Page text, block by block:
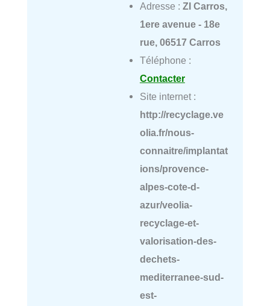
Adresse : ZI Carros,
1ere avenue - 18e
rue, 06517 Carros
Téléphone :
Contacter
Site internet :
http://recyclage.ve
olia.fr/nous-
connaitre/implantat
ions/provence-
alpes-cote-d-
azur/veolia-
recyclage-et-
valorisation-des-
dechets-
mediterranee-sud-
est-